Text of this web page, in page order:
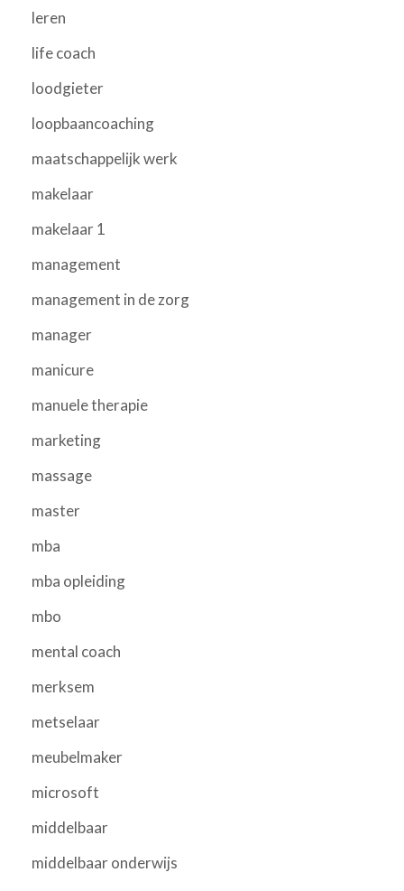
leren
life coach
loodgieter
loopbaancoaching
maatschappelijk werk
makelaar
makelaar 1
management
management in de zorg
manager
manicure
manuele therapie
marketing
massage
master
mba
mba opleiding
mbo
mental coach
merksem
metselaar
meubelmaker
microsoft
middelbaar
middelbaar onderwijs